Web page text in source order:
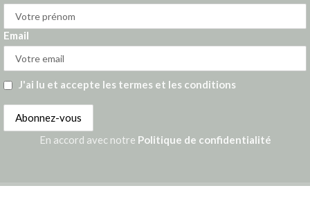
Email
J'ai lu et accepte les termes et les conditions
En accord avec notre Politique de confidentialité